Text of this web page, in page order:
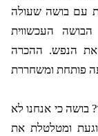
עם בושה שעולה
העכשווית
הנפש. ההכרה
פותחת ומשחררת
בושה כי אנחנו לא
ומטלטלת את